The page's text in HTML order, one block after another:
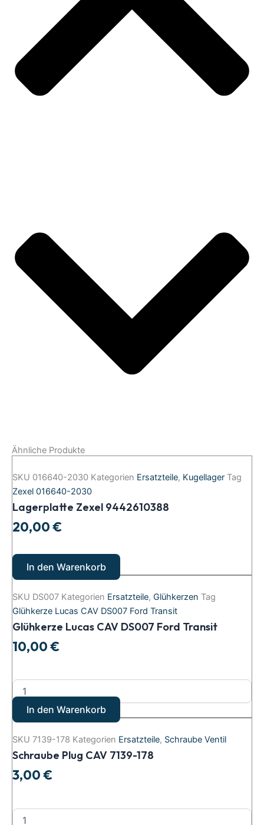
Ähnliche Produkte
SKU 016640-2030 Kategorien Ersatzteile, Kugellager Tag
Zexel 016640-2030
Lagerplatte Zexel 9442610388
20,00€
In den Warenkorb
SKU DS007 Kategorien Ersatzteile, Glühkerzen Tag
Glühkerze Lucas CAV DS007 Ford Transit
Glühkerze Lucas CAV DS007 Ford Transit
10,00€
In den Warenkorb
SKU 7139-178 Kategorien Ersatzteile, Schraube Ventil
Schraube Plug CAV 7139-178
3,00€